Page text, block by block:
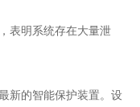
表明系统存在大量泄
新的智能保护装置。设